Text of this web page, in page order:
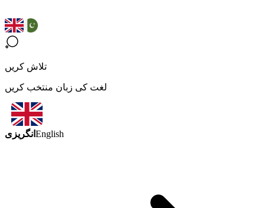
تلاش کریں
لغت کی زبان منتخب کریں
انگریزی English